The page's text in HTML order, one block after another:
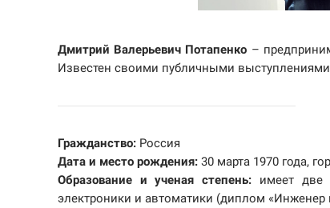
Дмитрий Валерьевич Потапенко –
Известен своими публичными
Гражданство: Россия
Дата и место рождения: 30 марта 1970 года,
Образование и ученая степень: имеет две
электроники и автоматики (диплом «Инженер